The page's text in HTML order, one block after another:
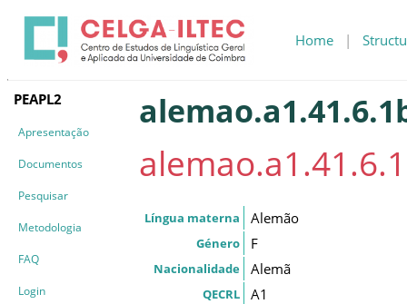
Home |
PEAPL2
Apresentação
Documentos
Pesquisar
Metodologia
FAQ
Login
Língua materna Alemão
Género F
Nacionalidade Alemã
QECRL A1